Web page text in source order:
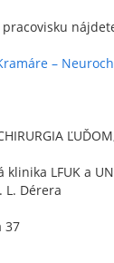
–
LFUK a
L. Dérera
37